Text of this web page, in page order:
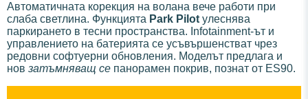
Автоматичната корекция на волана вече работи при
слаба светлина. Функцията Park Pilot улеснява
паркирането в тесни пространства. Infotainment-ът и
управлението на батерията се усъвършенстват чрез
редовни софтуерни обновления. Моделът предлага и
нов затъмняващ се панорамен покрив, познат от ES90.